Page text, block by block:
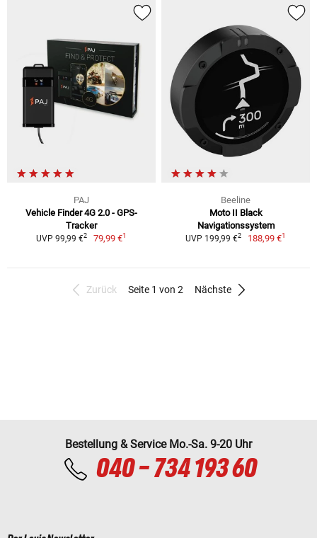
PAJ
Vehicle Finder 4G 2.0 - GPS-
Tracker
UVP 99,99 €2 79,99 €1
Beeline
Moto II Black
Navigationssystem
UVP 199,99 €2 188,99 €1
Zurück Seite 1 von 2 Nächste
Bestellung & Service Mo.-Sa. 9-20 Uhr
040 - 734 193 60